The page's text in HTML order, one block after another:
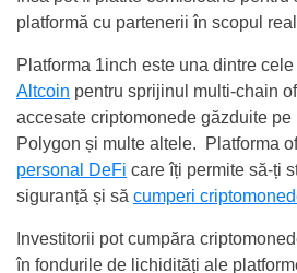
platformă cu partenerii în scopul
Platforma 1inch este una dintre
Altcoin pentru sprijinul multi-chain
accesate criptomonede găzduite pe
Polygon și multe altele. Platforma
personal DeFi care îți permite să-ți
siguranță și să cumperi
Investitorii pot cumpăra
în fondurile de lichidități ale